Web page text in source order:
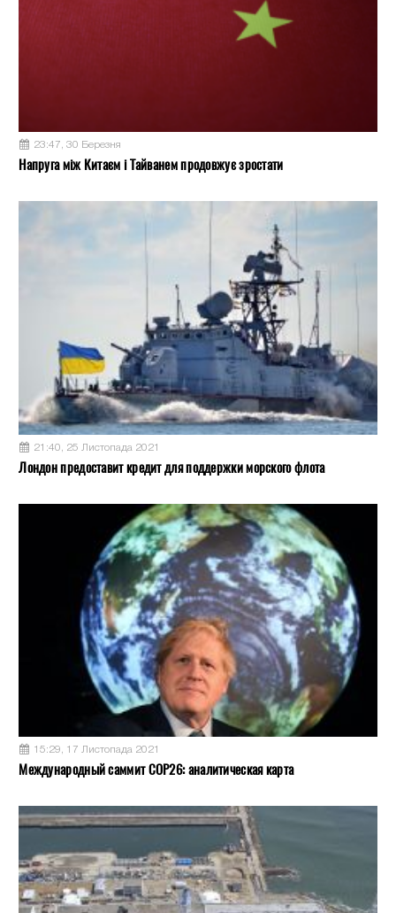
23:47, 30 Березня
Напруга між Китаєм і Тайванем продовжує зростати
21:40, 25 Листопада 2021
Лондон предоставит кредит для поддержки морского флота
15:29, 17 Листопада 2021
Международный саммит COP26: аналитическая карта